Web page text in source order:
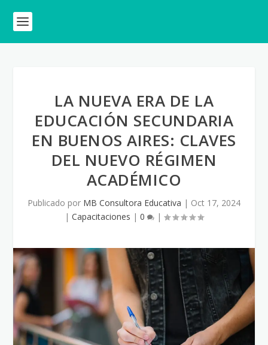
LA NUEVA ERA DE LA
EDUCACIÓN SECUNDARIA
EN BUENOS AIRES: CLAVES
DEL NUEVO RÉGIMEN
ACADÉMICO
Publicado por MB Consultora Educativa | Oct 17, 2024
| Capacitaciones | 0 |